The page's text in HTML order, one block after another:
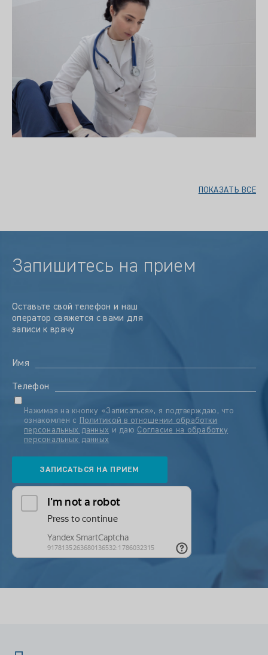
ПОКАЗАТЬ ВСЕ
Запишитесь на прием
Оставьте свой телефон и наш
оператор свяжется с вами для
записи к врачу
Имя
Телефон
Нажимая на кнопку «Записаться», я подтверждаю, что
ознакомлен с
Политикой в отношении обработки
персональных данных и даю Согласие на обработку
персональных данных